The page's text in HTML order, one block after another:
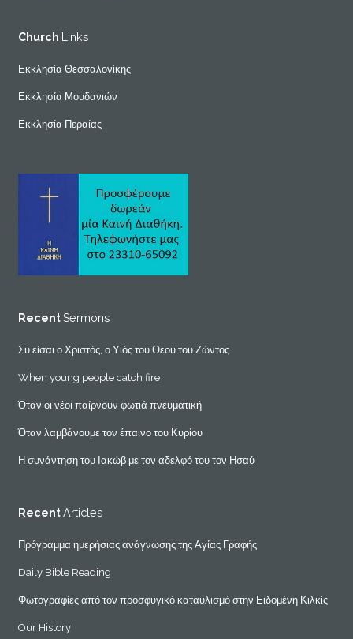
Church Links
Εκκλησία Θεσσαλονίκης
Εκκλησία Μουδανιών
Εκκλησία Περαίας
RecentSermons
Συ είσαι ο Χριστός, ο Υιός του Θεού του Ζώντος
When young people catch fire
Όταν οι νέοι παίρνουν φωτιά πνευματική
Όταν λαμβάνουμε τον έπαινο του Κυρίου
Η συνάντηση του Ιακώβ με τον αδελφό του τον Ησαύ
RecentArticles
Πρόγραμμα ημερήσιας ανάγνωσης της Αγίας Γραφής
Daily Bible Reading
Φωτογραφίες από τον προσφυγικό καταυλισμό στην Ειδομένη Κιλκίς
Our History